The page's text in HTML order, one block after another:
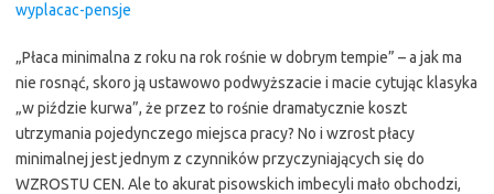
wyplacac-pensje
„Płaca minimalna z roku na rok rośnie w dobrym tempie” – a jak ma
nie rosnąć, skoro ją ustawowo podwyższacie i macie cytując klasyka
„w piździe kurwa”, że przez to rośnie dramatycznie koszt
utrzymania pojedynczego miejsca pracy? No i wzrost płacy
minimalnej jest jednym z czynników przyczyniających się do
WZROSTU CEN. Ale to akurat pisowskich imbecyli mało obchodzi,